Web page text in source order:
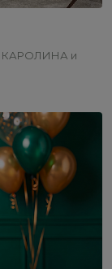
КАРОЛИНА и